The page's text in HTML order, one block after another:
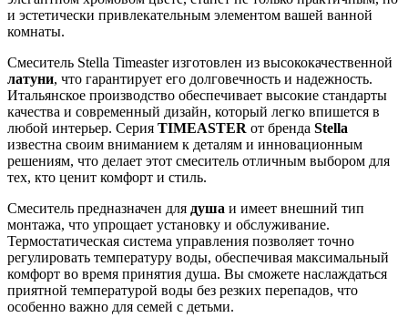
и эстетически привлекательным элементом вашей ванной
комнаты.
Смеситель Stella Timeaster изготовлен из высококачественной
латуни, что гарантирует его долговечность и надежность.
Итальянское производство обеспечивает высокие стандарты
качества и современный дизайн, который легко впишется в
любой интерьер. Серия TIMEASTER от бренда Stella
известна своим вниманием к деталям и инновационным
решениям, что делает этот смеситель отличным выбором для
тех, кто ценит комфорт и стиль.
Смеситель предназначен для душа и имеет внешний тип
монтажа, что упрощает установку и обслуживание.
Термостатическая система управления позволяет точно
регулировать температуру воды, обеспечивая максимальный
комфорт во время принятия душа. Вы сможете наслаждаться
приятной температурой воды без резких перепадов, что
особенно важно для семей с детьми.